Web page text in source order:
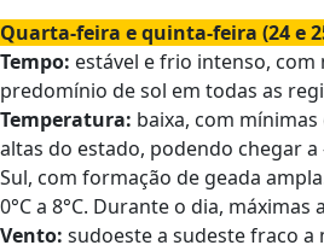
Quarta-feira e quinta-feira (24 e
Tempo: estável e frio intenso, com
predomínio de sol em todas as
Temperatura: baixa, com mínimas
altas do estado, podendo chegar a
Sul, com formação de geada
0°C a 8°C. Durante o dia, máximas
Vento: sudoeste a sudeste fraco a